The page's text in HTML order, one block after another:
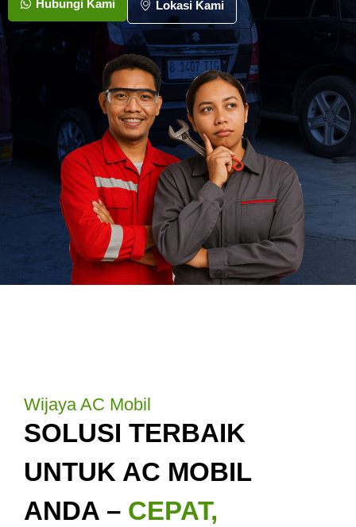
Hubungi Kami Lokasi Kami
Wijaya AC Mobil
SOLUSI TERBAIK
UNTUK AC MOBIL
ANDA – CEPAT,